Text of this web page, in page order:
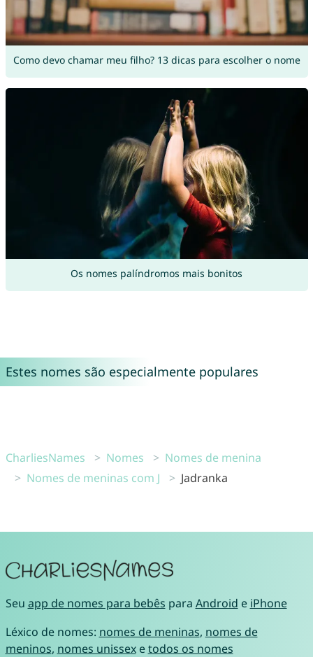
Como devo chamar meu filho? 13 dicas para escolher o nome
Os nomes palíndromos mais bonitos
Estes nomes são especialmente populares
CharliesNames Nomes
Nomes de menina
Nomes de meninas com J
Jadranka
Seu app de nomes para bebês para Android e iPhone
Léxico de nomes: nomes de meninas, nomes de
meninos, nomes unissexetodos os nomes